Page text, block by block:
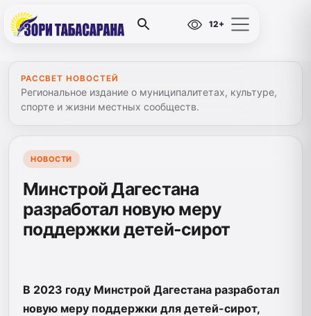
12+
РАССВЕТ НОВОСТЕЙ
Региональное издание о муниципалитетах, культуре,
спорте и жизни местных сообществ.
НОВОСТИ
Минстрой Дагестана
разработал новую меру
поддержки детей-сирот
В 2023 году Минстрой Дагестана разработал
новую меру поддержки для детей-сирот,